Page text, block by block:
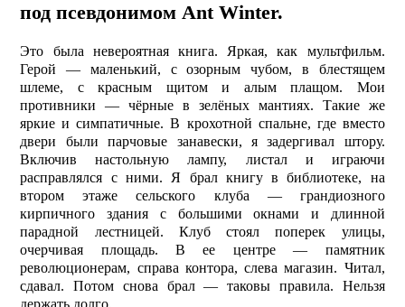
под псевдонимом Ant Winter.
Это была невероятная книга. Яркая, как мульт­фильм.
Герой — маленький, с озорным чубом, в блестящем
шлеме, с красным щитом и алым плащом. Мои
противники — чёрные в зелёных мантиях. Такие же
яркие и симпатичные. В крохотной спальне, где вместо
двери были парчовые занавески, я задергивал штору.
Включив настольную лампу, листал и играючи
расправлялся с ними. Я брал книгув библиотеке, на
втором этаже сельского клуба — грандиозного
кирпичного здания с большими окнами и длинной
парадной лестницей. Клуб стоял поперек улицы,
очерчивая площадь. В ее центре — памятник
революционерам, справа контора, слева магазин. Читал,
сдавал. Потом снова брал — таковы правила. Нельзя